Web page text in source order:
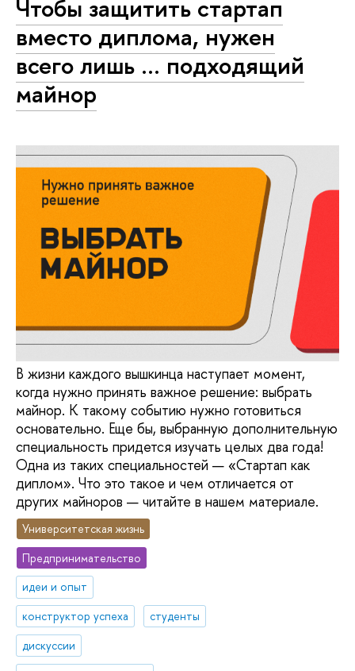
Чтобы защитить стартап
вместо диплома, нужен
всего лишь … подходящий
майнор
В жизни каждого вышкинца наступает момент,
когда нужно принять важное решение: выбрать
майнор. К такому событию нужно готовиться
основательно. Еще бы, выбранную дополнительную
специальность придется изучать целых два года!
Одна из таких специальностей — «Стартап как
диплом». Что это такое и чем отличается от
других майноров — читайте в нашем материале.
Университетская жизнь
Предпринимательство
идеи и опыт
конструктор успеха
студенты
дискуссии